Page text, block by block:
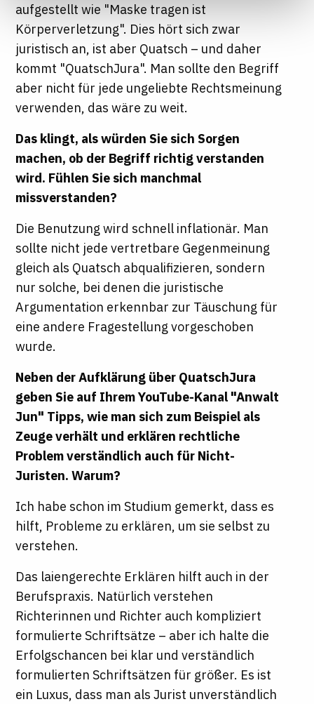
Informationen finden Sie in unseren
Datenschutzhinweisen
aufgestellt wie "Maske tragen ist
Körperverletzung". Dies hört sich zwar
juristisch an, ist aber Quatsch – und daher
kommt "QuatschJura". Man sollte den Begriff
aber nicht für jede ungeliebte Rechtsmeinung
verwenden, das wäre zu weit.
Das klingt, als würden Sie sich Sorgen
machen, ob der Begriff richtig verstanden
wird. Fühlen Sie sich manchmal
missverstanden?
Die Benutzung wird schnell inflationär. Man
sollte nicht jede vertretbare Gegenmeinung
gleich als Quatsch abqualifizieren, sondern
nur solche, bei denen die juristische
Argumentation erkennbar zur Täuschung für
eine andere Fragestellung vorgeschoben
wurde.
Neben der Aufklärung über QuatschJura
geben Sie auf Ihrem YouTube-Kanal "Anwalt
Jun" Tipps, wie man sich zum Beispiel als
Zeuge verhält und erklären rechtliche
Problem verständlich auch für Nicht-
Juristen. Warum?
Ich habe schon im Studium gemerkt, dass es
hilft, Probleme zu erklären, um sie selbst zu
verstehen.
Das laiengerechte Erklären hilft auch in der
Berufspraxis. Natürlich verstehen
Richterinnen und Richter auch kompliziert
formulierte Schriftsätze – aber ich halte die
Erfolgschancen bei klar und verständlich
formulierten Schriftsätzen für größer. Es ist
ein Luxus, dass man als Jurist unverständlich